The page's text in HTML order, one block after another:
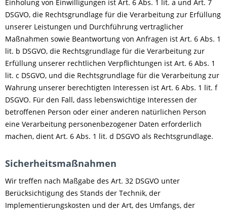
Einholung von Einwilligungen ist Art. 6 Abs. 1 lit. a und Art. 7
DSGVO, die Rechtsgrundlage für die Verarbeitung zur Erfüllung
unserer Leistungen und Durchführung vertraglicher
Maßnahmen sowie Beantwortung von Anfragen ist Art. 6 Abs. 1
lit. b DSGVO, die Rechtsgrundlage für die Verarbeitung zur
Erfüllung unserer rechtlichen Verpflichtungen ist Art. 6 Abs. 1
lit. c DSGVO, und die Rechtsgrundlage für die Verarbeitung zur
Wahrung unserer berechtigten Interessen ist Art. 6 Abs. 1 lit. f
DSGVO. Für den Fall, dass lebenswichtige Interessen der
betroffenen Person oder einer anderen natürlichen Person
eine Verarbeitung personenbezogener Daten erforderlich
machen, dient Art. 6 Abs. 1 lit. d DSGVO als Rechtsgrundlage.
Sicherheitsmaßnahmen
Wir treffen nach Maßgabe des Art. 32 DSGVO unter
Berücksichtigung des Stands der Technik, der
Implementierungskosten und der Art, des Umfangs, der